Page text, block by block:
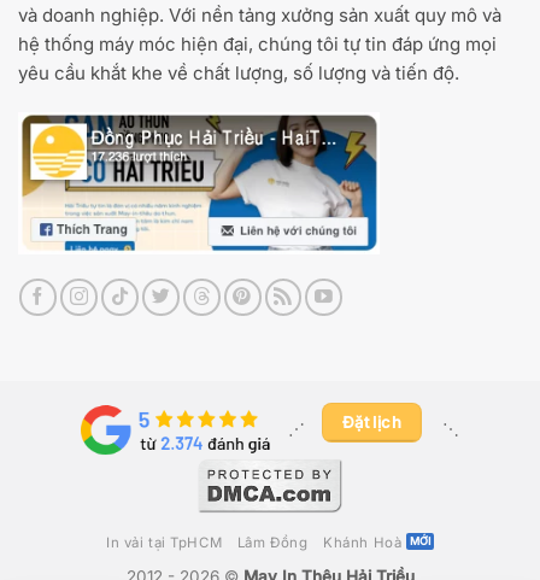
và doanh nghiệp. Với nền tảng xưởng sản xuất quy mô và
hệ thống máy móc hiện đại, chúng tôi tự tin đáp ứng mọi
yêu cầu khắt khe về chất lượng, số lượng và tiến độ.
⋰ ​ Đặt lịch ⋱
In vải tại TpHCM Lâm Đồng Khánh Hoà